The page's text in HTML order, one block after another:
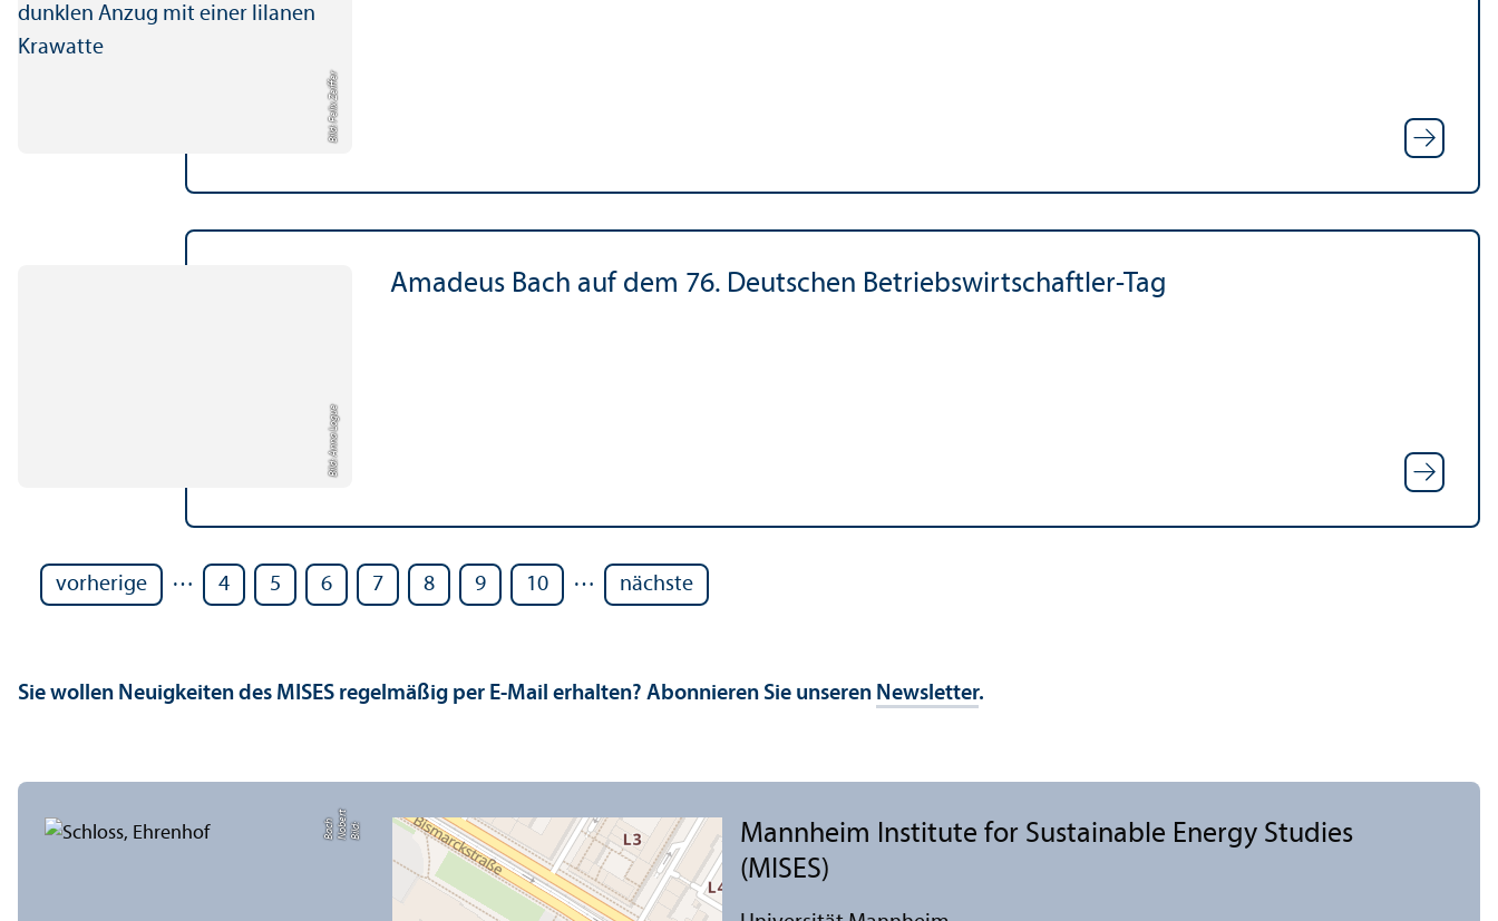
Bild: Felix Zeiffer
Bild: Anna Logue
Amadeus Bach auf dem 76. Deutschen Betriebs­wirtschaft­ler-Tag
vorherige … 4 5 6 7 8 9 10 … nächste
Sie wollen Neuigkeiten des MISES regelmäßig per E-Mail erhalten? Abonnieren Sie unseren Newsletter.
Bil
d:
N
o
b
e r
tB
a
c
h
Mannheim Institute for Sustainable Energy Studies
(MISES)